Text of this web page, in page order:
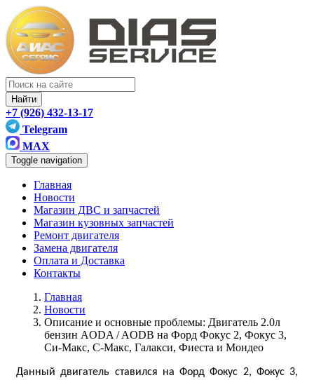
Найти
+7 (926) 432-13-17
Telegram
MAX
Toggle navigation
Главная
Новости
Магазин ДВС и запчастей
Магазин кузовных запчастей
Ремонт двигателя
Замена двигателя
Оплата и Доставка
Контакты
Главная
Новости
Описание и основные проблемы: Двигатель 2.0л
бензин AODA / AODB на Форд Фокус 2, Фокус 3,
Си-Макс, С-Макс, Галакси, Фиеста и Мондео
Данный двигатель ставился на Форд Фокус 2, Фокус 3,